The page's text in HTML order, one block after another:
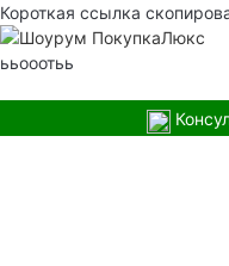
Короткая ссылка
ььооотьь